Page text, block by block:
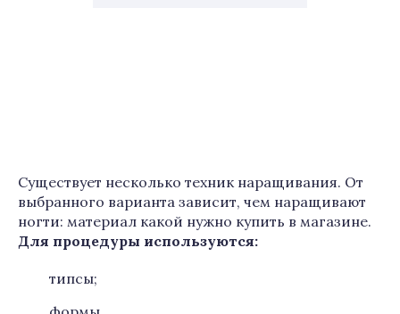
Существует несколько техник наращивания. От
выбранного варианта зависит, чем наращивают
ногти: материал какой нужно купить в магазине.
Для процедуры используются:
типсы;